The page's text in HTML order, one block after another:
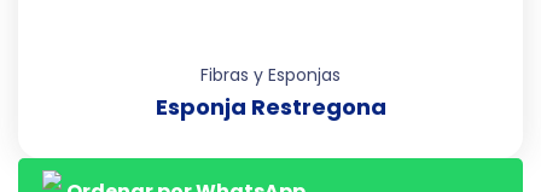
Fibras y Esponjas
Esponja Restregona